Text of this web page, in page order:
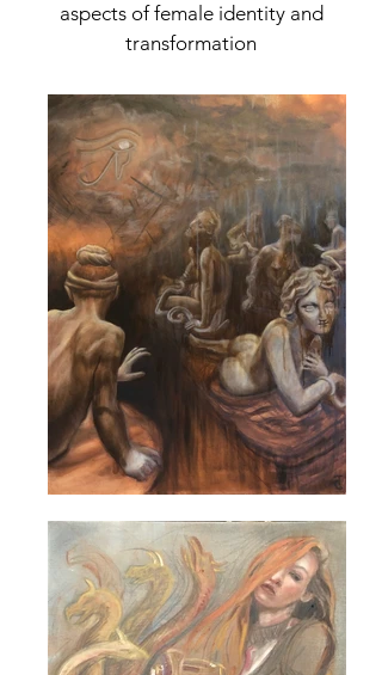
aspects of female identity and
transformation